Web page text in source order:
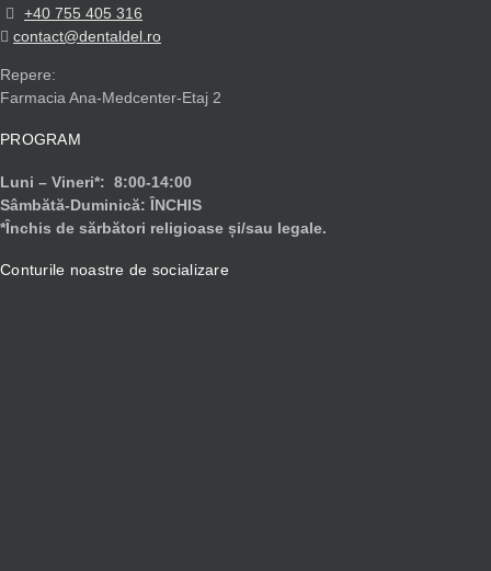
+40 755 405 316
contact@dentaldel.ro
Repere:
Farmacia Ana-Medcenter-Etaj 2
PROGRAM
Luni – Vineri*: 8:00-14:00
Sâmbătă-Duminică: ÎNCHIS
*Închis de sărbători religioase și/sau legale.
Conturile noastre de socializare